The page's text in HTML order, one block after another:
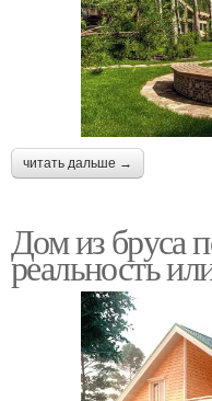
читать дальше →
Дом из бруса
реальность